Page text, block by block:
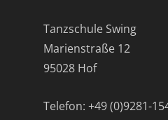
Tanzschule Swing
Marienstraße 12
95028 Hof
Telefon: +49 (0)9281-